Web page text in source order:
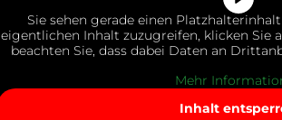
Sie sehen gerade einen
eigentlichen Inhalt zuzugreifen, klicken Sie
beachten Sie, dass dabei Daten an
Mehr
Inhalt